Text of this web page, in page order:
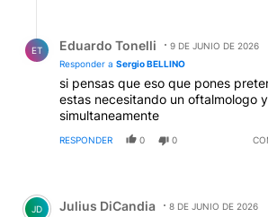
ET Eduardo Tonelli
9 DE JUNIO DE 2026
Responder a Sergio BELLINO
si pensas que eso que pones
estas necesitando un oftalmologo
simultaneamente
RESPONDER 0 0
Comentario de Julius DiCandia.
JD Julius DiCandia 8 DE JUNIO DE 2026